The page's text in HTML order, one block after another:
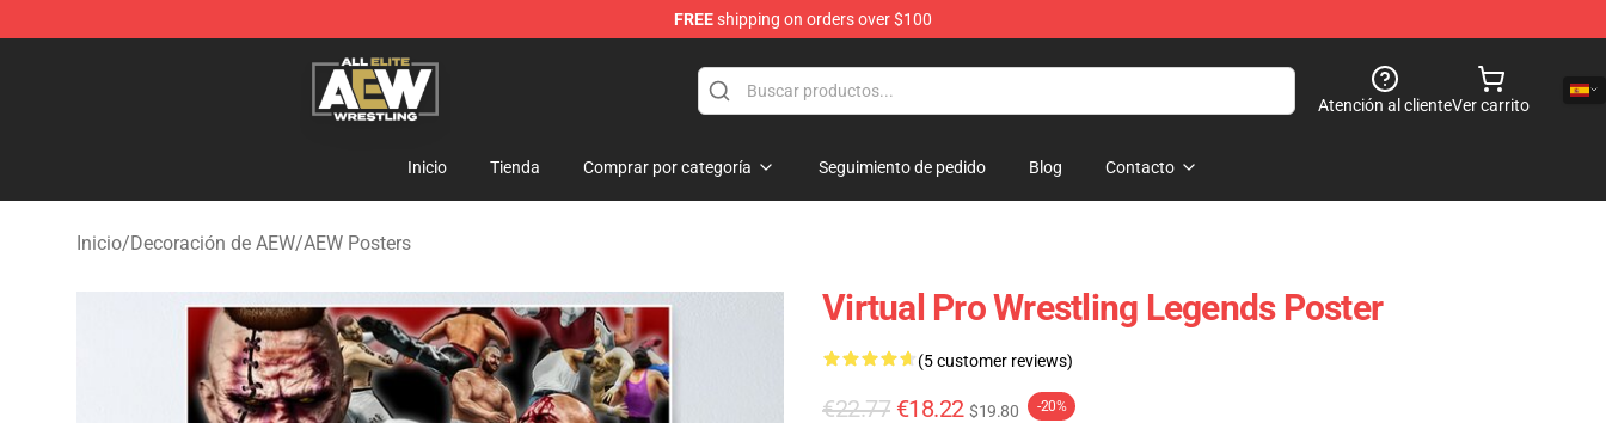
FREEshipping on orders over $100
Aew Shop ⚡️ Official Aew Merchandise Store
Atención al clienteVer carrito
Inicio Tienda Comprar por categoría Seguimiento de pedido Blog Contacto
Inicio/Decoración de AEW/AEW Posters
Virtual Pro Wrestling Legends Poster
(5 customer reviews)
€22.77 €18.22 $19.80 -20%